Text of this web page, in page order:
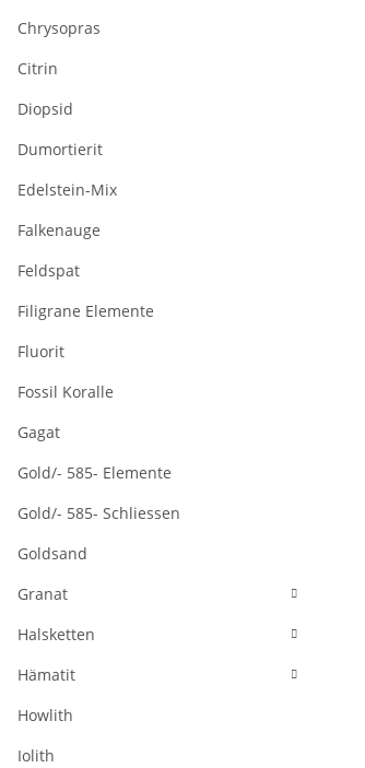
Chrysopras
Citrin
Diopsid
Dumortierit
Edelstein-Mix
Falkenauge
Feldspat
Filigrane Elemente
Fluorit
Fossil Koralle
Gagat
Gold/- 585- Elemente
Gold/- 585- Schliessen
Goldsand
Granat
Halsketten
Hämatit
Howlith
Iolith